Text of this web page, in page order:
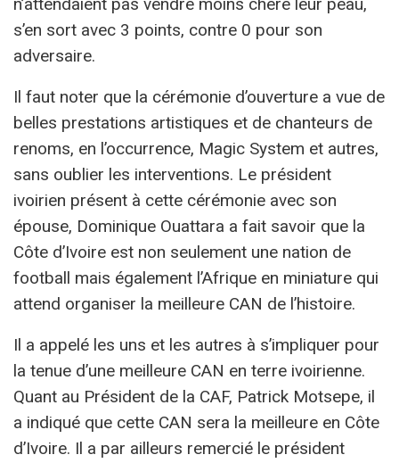
n’attendaient pas vendre moins chère leur peau,
s’en sort avec 3 points, contre 0 pour son
adversaire.
Il faut noter que la cérémonie d’ouverture a vue de
belles prestations artistiques et de chanteurs de
renoms, en l’occurrence, Magic System et autres,
sans oublier les interventions. Le président
ivoirien présent à cette cérémonie avec son
épouse, Dominique Ouattara a fait savoir que la
Côte d’Ivoire est non seulement une nation de
football mais également l’Afrique en miniature qui
attend organiser la meilleure CAN de l’histoire.
Il a appelé les uns et les autres à s’impliquer pour
la tenue d’une meilleure CAN en terre ivoirienne.
Quant au Président de la CAF, Patrick Motsepe, il
a indiqué que cette CAN sera la meilleure en Côte
d’Ivoire. Il a par ailleurs remercié le président